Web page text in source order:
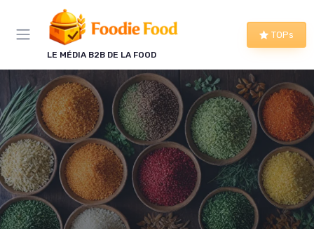
LE MÉDIA B2B DE LA FOOD
TOPs
Panneau de gestion des cookies